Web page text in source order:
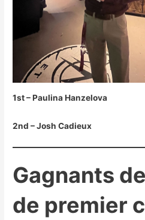
1st – Paulina Hanzelova
2nd – Josh Cadieux
Gagnants
de premier